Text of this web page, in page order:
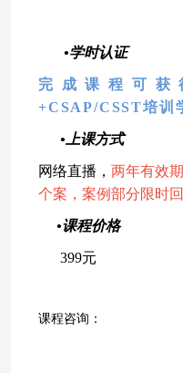
•学时认证
完成课程可获
+CSAP/CSST培训
•上课方式
网络直播， 两年有效
个案 ， 案例部分限时
•课程价格
399元
课程咨询：